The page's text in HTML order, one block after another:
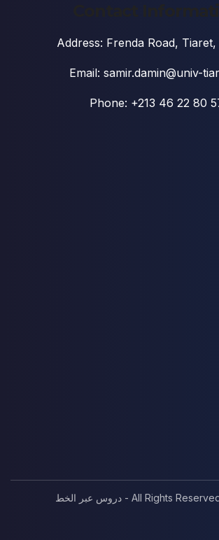
Contact
Address: Frenda Road,
Email: samir.damin@univ-
Phone: +213 46 22 80